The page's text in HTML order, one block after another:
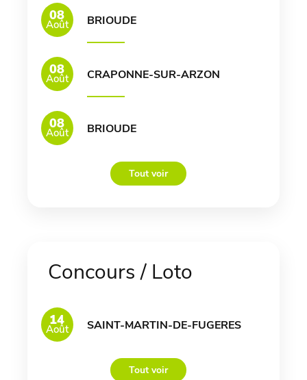
08
Août BRIOUDE
08
Août CRAPONNE-SUR-ARZON
08
Août BRIOUDE
Tout voir
Concours / Loto
14
Août SAINT-MARTIN-DE-FUGERES
Tout voir